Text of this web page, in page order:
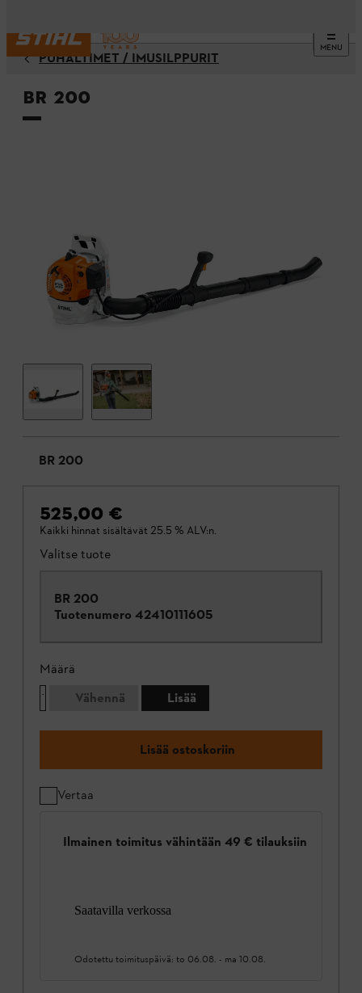
MENU
PUHALTIMET / IMUSILPPURIT
BR 200
BR 200
525,00 €
Kaikki hinnat sisältävät 25.5 % ALV:n.
Valitse tuote
BR 200
Tuotenumero 42410111605
Määrä
Vähennä
Lisää
Lisää ostoskoriin
Vertaa
Ilmainen toimitus vähintään 49 € tilauksiin
Saatavilla verkossa
Odotettu toimituspäivä: to 06.08. - ma 10.08.